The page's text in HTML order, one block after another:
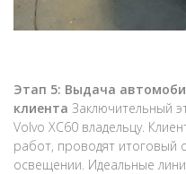
Этап 5: Выдача
клиента Заключительный
Volvo XC60 владельцу.
работ, проводят итоговый
освещении. Идеальные